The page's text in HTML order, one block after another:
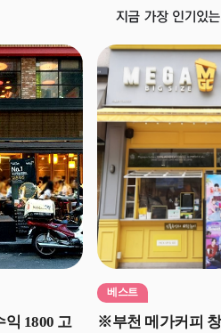
1800 고
베스트
※부천 메가커피